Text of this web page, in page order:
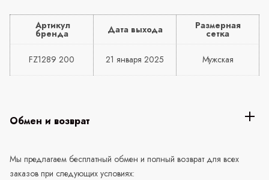
Артикул
бренда Дата выхода Размерная
сетка
FZ1289 200 21 января 2025 Мужская
Обмен и возврат
Мы предлагаем бесплатный обмен и полный возврат для всех
заказов при следующих условиях: